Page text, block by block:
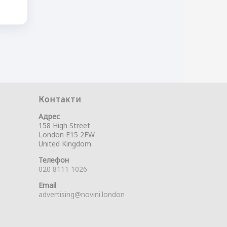
Контакти
Адрес
158 High Street
London E15 2FW
United Kingdom
Телефон
020 8111 1026
Email
advertising@novini.london